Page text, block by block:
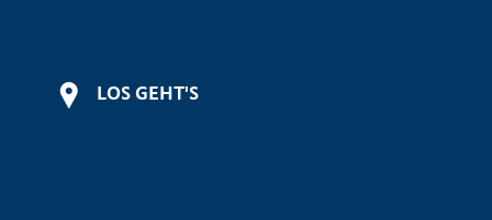
LOS GEHT'S